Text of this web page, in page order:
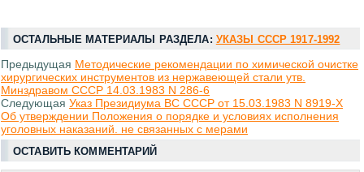
ОСТАЛЬНЫЕ МАТЕРИАЛЫ РАЗДЕЛА: УКАЗЫ СССР 1917-1992
Предыдущая Методические рекомендации по химической очистке
хирургических инструментов из нержавеющей стали утв.
Минздравом СССР 14.03.1983 N 286-6
Следующая Указ Президиума ВС СССР от 15.03.1983 N 8919-X
Об утверждении Положения о порядке и условиях исполнения
уголовных наказаний. не связанных с мерами
ОСТАВИТЬ КОММЕНТАРИЙ